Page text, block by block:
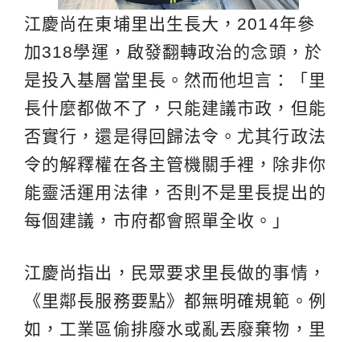
江慶尚在東埔里出生長大，2014年參
加318學運，啟發翻轉政治的念頭，於
是投入基層當里長。然而他坦言：「里
長什麼都做不了，只能建議市政，但能
否實行，還是得回歸法令。尤其行政法
令的解釋權在各主管機關手裡，除非你
能靈活運用法律，否則不是里長提出的
每個建議，市府都會照單全收。」
江慶尚指出，民眾要求里長做的事情，
《里鄰長服務要點》都無明確規範。例
如，工業區偷排廢水或亂丟廢棄物，里